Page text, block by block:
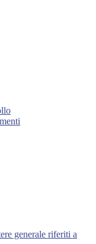
generale riferiti a